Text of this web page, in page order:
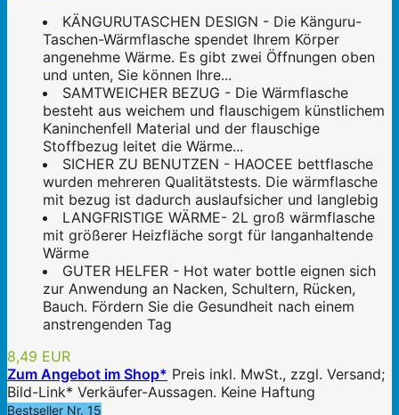
KÄNGURUTASCHEN DESIGN - Die Känguru-
Taschen-Wärmflasche spendet Ihrem Körper
angenehme Wärme. Es gibt zwei Öffnungen oben
und unten, Sie können Ihre...
SAMTWEICHER BEZUG - Die Wärmflasche
besteht aus weichem und flauschigem künstlichem
Kaninchenfell Material und der flauschige
Stoffbezug leitet die Wärme...
SICHER ZU BENUTZEN - HAOCEE bettflasche
wurden mehreren Qualitätstests. Die wärmflasche
mit bezug ist dadurch auslaufsicher und langlebig
LANGFRISTIGE WÄRME- 2L groß wärmflasche
mit größerer Heizfläche sorgt für langanhaltende
Wärme
GUTER HELFER - Hot water bottle eignen sich
zur Anwendung an Nacken, Schultern, Rücken,
Bauch. Fördern Sie die Gesundheit nach einem
anstrengenden Tag
8,49 EUR
Zum Angebot im Shop* Preis inkl. MwSt., zzgl. Versand;
Bild-Link* Verkäufer-Aussagen. Keine Haftung
Bestseller Nr. 15